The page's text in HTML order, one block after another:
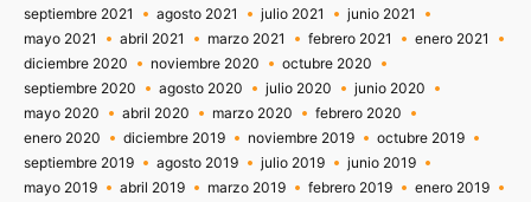
septiembre 2021
agosto 2021 julio 2021
junio 2021
mayo 2021
abril 2021 marzo 2021 febrero 2021
enero 2021
diciembre 2020
noviembre 2020
octubre 2020
septiembre 2020
agosto 2020 julio 2020
junio 2020
mayo 2020
abril 2020 marzo 2020
febrero 2020
enero 2020
diciembre 2019 noviembre 2019
octubre 2019
septiembre 2019
agosto 2019 julio 2019
junio 2019
mayo 2019
abril 2019 marzo 2019 febrero 2019
enero 2019